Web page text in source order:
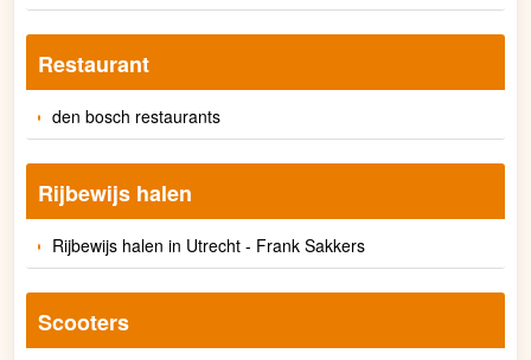
Restaurant
den bosch restaurants
Rijbewijs halen
Rijbewijs halen in Utrecht - Frank Sakkers
Scooters